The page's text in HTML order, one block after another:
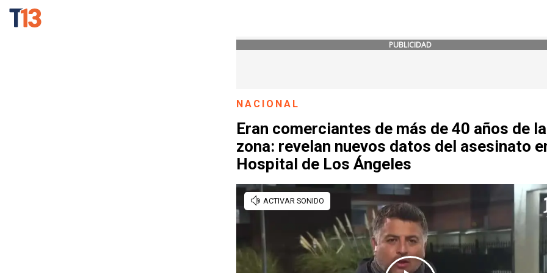
PUBLICIDAD
NACIONAL
Eran comerciantes de más de 40 años de la
zona: revelan nuevos datos del asesinato
Hospital de Los Ángeles